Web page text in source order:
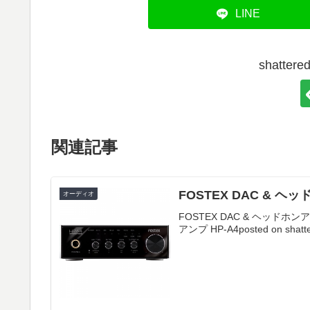
LINE
関連記事
オーディオ FOSTEX DAC & ヘッ
FOSTEX DAC & ヘッドホン
アンプ HP-A4posted on